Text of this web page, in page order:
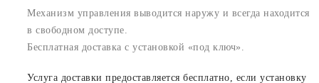
Механизм управления выводится наружу и всегда находится
в свободном доступе.
Бесплатная доставка с установкой «под ключ».
Услуга доставки предоставляется бесплатно, если установку